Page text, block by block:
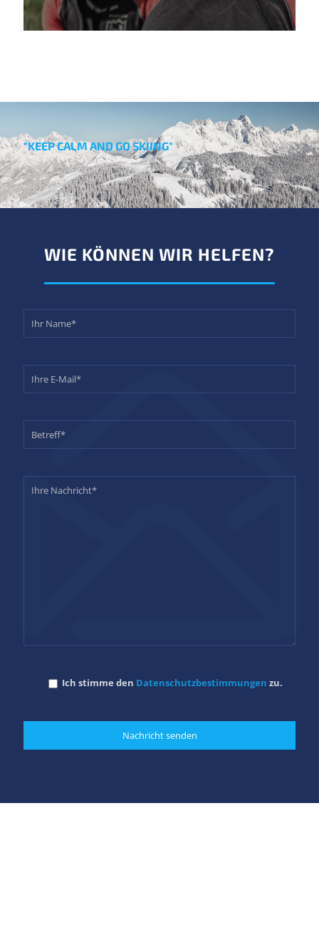
"KEEP CALM AND GO SKIING"
WIE KÖNNEN WIR HELFEN?
Ich stimme den Datenschutzbestimmungen zu.